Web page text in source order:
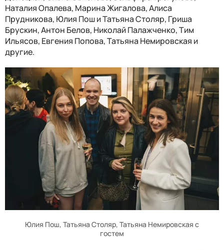
Наталия Опалева, Марина Жигалова, Алиса
Прудникова, Юлия Пош и Татьяна Столяр, Гриша
Брускин, Антон Белов, Николай Палажченко, Тим
Ильясов, Евгения Попова, Татьяна Немировская и
другие.
Юлия Пош, Татьяна Столяр, Татьяна Немировская с
гостем